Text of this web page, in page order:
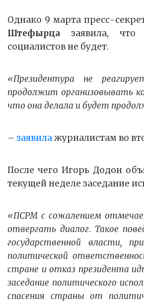
Однако 9 марта пресс-
Штефырца заявила, что
социалистов не будет.
«Президентура не
продолжит организовывать
что она делала и будет
– заявилажурналистам во
После чего Игорь Додон
текущей неделе заседание
«ПСРМ с сожалением
отвергать диалог. Такое
государственной власти,
политической
стране и отказ президента
заседание политического
спасения страны от